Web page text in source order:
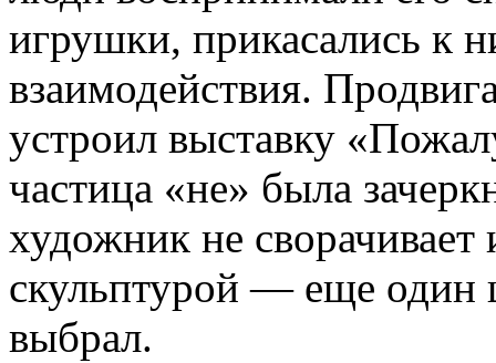
игрушки, прикасались к
взаимодействия.
устроил выставку
частица «не» была
художник не
скульптурой — еще один
выбрал.